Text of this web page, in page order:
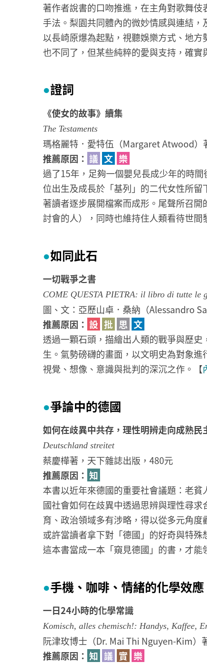
著作者說書的口吻推進，在主角對歌舞
手法。梨園共同體內的微妙情感與連結
以長崎原爆為起點，視聽娛樂方式、地
也不同了，但某些純粹的愛與支持，確
●證詞
​《使女的故事》續集
The Testaments
瑪格麗特．愛特伍（Margaret Atwood）
推薦原因： 議 文 樂
過了15年，足夠一個嬰兒長成少年的時
位出生及成長於「基列」的二代女性所
著讀者逐步展開檔案而成形。尾聲所召
討會的人），同時也維持住人類看待世間
●如同此石
一切戰爭之書
COME QUESTA PIETRA: il libro di tutte le
圖、文：亞歷山卓．桑納（Alessandro
推薦原因： 設 批 思 文
透過一顆石頭，描繪出人類的戰爭與歷
生。氣勢磅礴的畫面，以文明史為對象
視覺、想像、意識與批判的深沉之作。【
●爭論中的德國
如何在歧異中共存，理性明辨走向成熟民
Deutschland streitet
蔡慶樺著，天下雜誌出版，480元
推薦原因： 知
本書以近年來德國的重要社會議題：老
國社會如何在歧異中透過思辨與理性尋
育、政治領域多有涉略，得以從多元角度
或許當讀者拿下對「德國」的好奇與特
這本書當成一本「窺見德國」的書，才
●手機、咖啡、情緒的化學效應
一日24小時的化學常識
Komisch, alles chemisch!: Handys, Kaffee,
阮津玫博士（Dr. Mai Thi Nguyen-Kim）
推薦原因： 知 議 實 樂